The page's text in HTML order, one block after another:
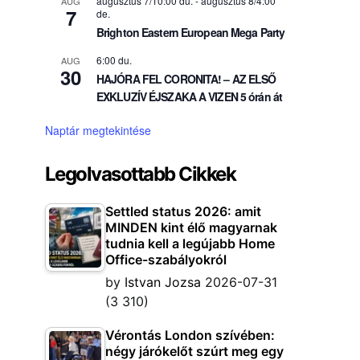
7
de.
Brighton Eastern European Mega Party
AUG
30
6:00 du.
HAJÓRA FEL CORONITA! – AZ ELSŐ
EXKLUZÍV ÉJSZAKA A VIZEN 5 órán át
Naptár megtekintése
Legolvasottabb Cikkek
Settled status 2026: amit
MINDEN kint élő magyarnak
tudnia kell a legújabb Home
Office-szabályokról
by Istvan Jozsa 2026-07-31
(3 310)
Vérontás London szívében:
négy járókelőt szúrt meg egy